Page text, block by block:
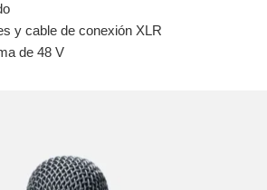
y cable de conexión XLR
de 48 V